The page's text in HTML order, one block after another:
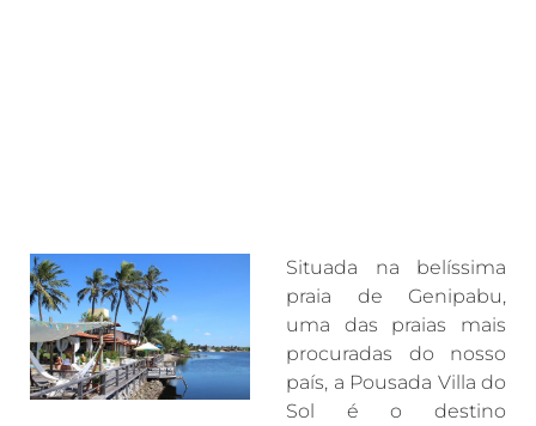
Situada na belíssima
praia de Genipabu,
uma das praias mais
procuradas do nosso
país, a Pousada Villa do
Sol é o destino